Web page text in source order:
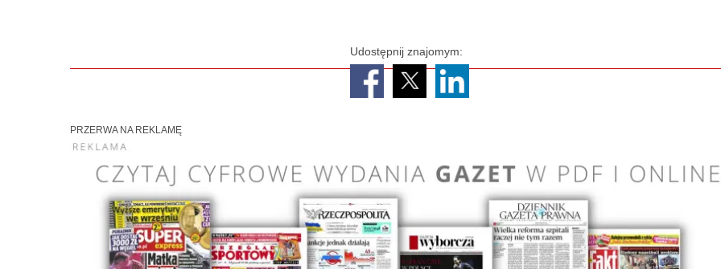
Udostępnij znajomym:
PRZERWA NA REKLAMĘ